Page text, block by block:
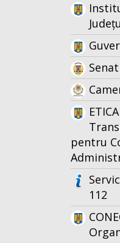
Senat
pentru
112